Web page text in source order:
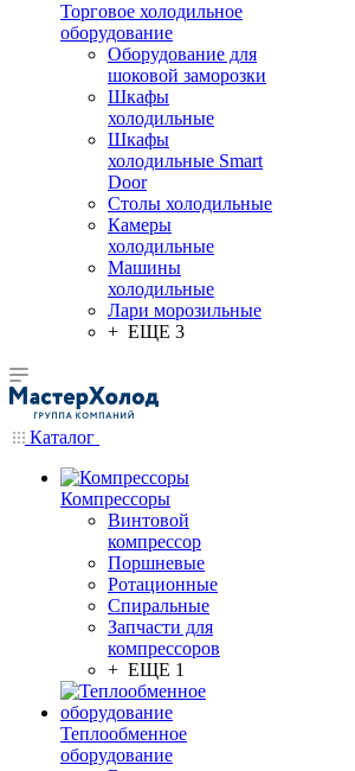
Торговое холодильное
оборудование
Оборудование для
шоковой заморозки
Шкафы
холодильные
Шкафы
холодильные Smart
Door
Столы холодильные
Камеры
холодильные
Машины
холодильные
Лари морозильные
+ ЕЩЕ 3
Каталог
Компрессоры
Винтовой
компрессор
Поршневые
Ротационные
Спиральные
Запчасти для
компрессоров
+ ЕЩЕ 1
Теплообменное
оборудование